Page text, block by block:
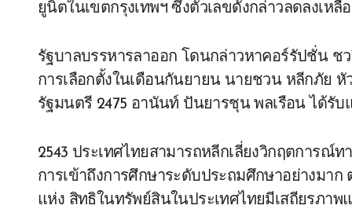
ยูนิตในเขตกรุงเทพฯ ซึ่งตัวเลขดังกล่าวลดลงเห
รัฐบาลบรรหารลาออก โดนกล่าวหาคอร์รัปชั่น ช
การเลือกตั้งในเดือนกันยายน นายชวน หลีกภัย
รัฐมนตรี 2475 อานันท์ ปันยารชุน พลเรือน ได้รับ
2543 ประเทศไทยสามารถหลีกเลี่ยงวิกฤตการณ์
การเข้าถึงการศึกษาระดับประถมศึกษาอย่างมา
แห่ง สิทธิในทรัพย์สินในประเทศไทยมีเสถียรภา